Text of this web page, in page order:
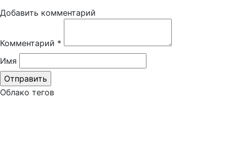
Добавить комментарий
Комментарий *
Имя
Облако тегов